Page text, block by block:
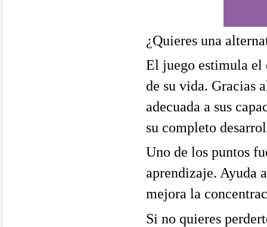
¿Quieres una
El juego estimula el
de su vida. Gracias
adecuada a sus
su completo
Uno de los puntos
aprendizaje. Ayuda
mejora la
Si no quieres